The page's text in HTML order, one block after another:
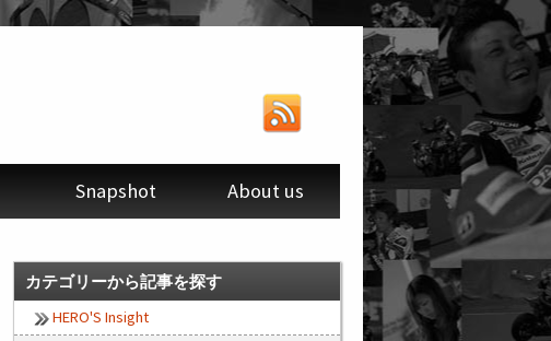
Snapshot About us
カテゴリーから記事を探す
HERO'S Insight